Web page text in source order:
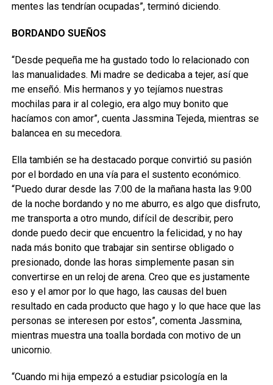
mentes las tendrían ocupadas”, terminó diciendo.
BORDANDO SUEÑOS
“Desde pequeña me ha gustado todo lo relacionado con
las manualidades. Mi madre se dedicaba a tejer, así que
me enseñó. Mis hermanos y yo tejíamos nuestras
mochilas para ir al colegio, era algo muy bonito que
hacíamos con amor”, cuenta Jassmina Tejeda, mientras se
balancea en su mecedora.
Ella también se ha destacado porque convirtió su pasión
por el bordado en una vía para el sustento económico.
“Puedo durar desde las 7:00 de la mañana hasta las 9:00
de la noche bordando y no me aburro, es algo que disfruto,
me transporta a otro mundo, difícil de describir, pero
donde puedo decir que encuentro la felicidad, y no hay
nada más bonito que trabajar sin sentirse obligado o
presionado, donde las horas simplemente pasan sin
convertirse en un reloj de arena. Creo que es justamente
eso y el amor por lo que hago, las causas del buen
resultado en cada producto que hago y lo que hace que las
personas se interesen por estos”, comenta Jassmina,
mientras muestra una toalla bordada con motivo de un
unicornio.
“Cuando mi hija empezó a estudiar psicología en la